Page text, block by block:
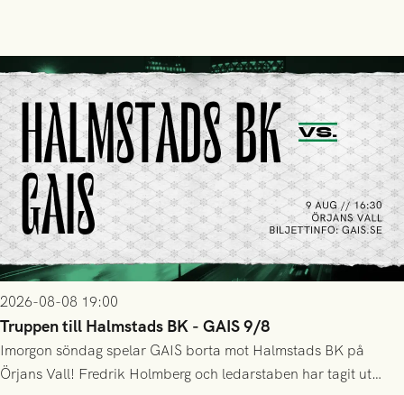
2026-08-08 19:00
Truppen till Halmstads BK - GAIS 9/8
Imorgon söndag spelar GAIS borta mot Halmstads BK på
Örjans Vall! Fredrik Holmberg och ledarstaben har tagit ut